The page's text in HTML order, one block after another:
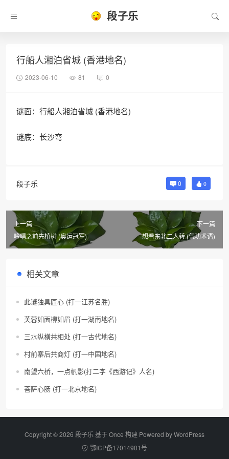
段子乐
行船人湘泊省城 (香港地名)
2023-06-10 81 0
谜面：行船人湘泊省城 (香港地名)
谜底：长沙弯
段子乐 0 0
上一篇
吟唱之前先植树 (奥运冠军)
下一篇
想看东北二人转 (气功术语)
相关文章
此谜独具匠心 (打一江苏名胜)
芙蓉如面柳如眉 (打一湖南地名)
三水纵横共相处 (打一古代地名)
村前寨后共商灯 (打一中国地名)
南望六桥，一点帆影(打二字《西游记》人名)
菩萨心肠 (打一北京地名)
Copyright © 2026 段子乐 基于 Once 构建 Powered byWordPress
鄂ICP备17014901号